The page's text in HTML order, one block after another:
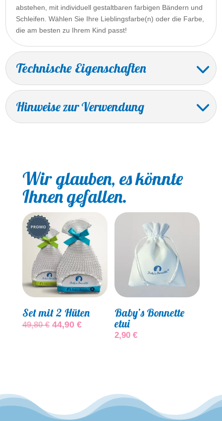
abstehen, mit individuell gestaltbaren farbigen Bändern und
Schleifen. Wählen Sie Ihre Lieblingsfarbe(n) oder die Farbe,
die am besten zu Ihrem Kind passt!
Technische Eigenschaften
Hinweise zur Verwendung
Wir glauben, es könnte
Ihnen gefallen.
Angebot!
Set mit 2 Hüten
49,80€ Ursprünglicher
44,90 €Aktueller
Baby’s Bonnette
etui
2,90€